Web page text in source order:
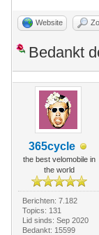
Website
Bedankt
365cycle
the best velomobile in
the world
Berichten: 7.182
Topics: 131
Lid sinds: Sep 2020
Bedankt: 15599